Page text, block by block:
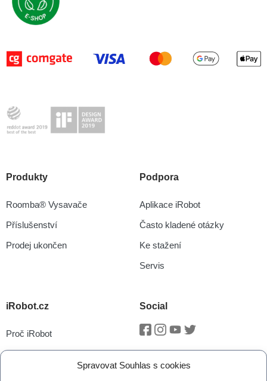
Spravovat Souhlas s cookies
Produkty
Roomba® Vysavače
Příslušenství
Prodej ukončen
Podpora
Aplikace iRobot
Často kladené otázky
Ke stažení
Servis
iRobot.cz
Proč iRobot
iRobot OS
Social
Facebook
Instagram
Youtube